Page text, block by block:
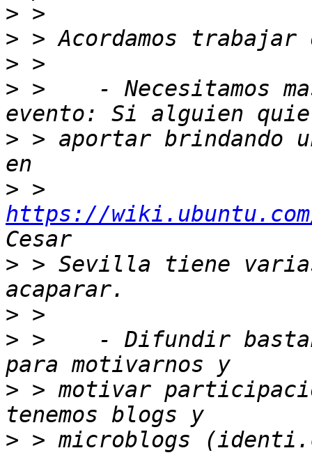
>
>
>
> >    - Necesitamos
> > aportar brindando
>
https://wiki.ubuntu.com/
> > Sevilla tiene
>
> >    - Difundir
> > motivar
> > microblogs